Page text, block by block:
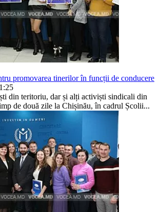
promovarea tinerilor în funcții de conducere
din teritoriu, dar și alți activiști sindicali din
de două zile la Chișinău, în cadrul Școlii...